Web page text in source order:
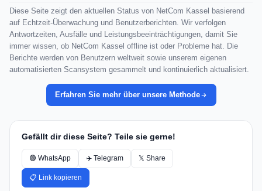
Diese Seite zeigt den aktuellen Status von NetCom Kassel basierend
auf Echtzeit-Überwachung und Benutzerberichten. Wir verfolgen
Antwortzeiten, Ausfälle und Leistungsbeeinträchtigungen, damit Sie
immer wissen, ob NetCom Kassel offline ist oder Probleme hat. Die
Berichte werden von Benutzern weltweit sowie unserem eigenen
automatisierten Scansystem gesammelt und kontinuierlich aktualisiert.
Erfahren Sie mehr über unsere Methode
Gefällt dir diese Seite? Teile sie gerne!
🟢 WhatsApp ✈️ Telegram 𝕏 Share
📋 Link kopieren